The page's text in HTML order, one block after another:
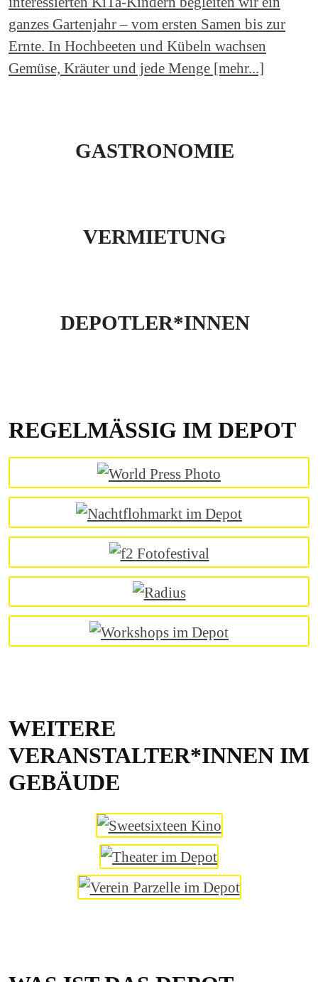
ganzes Gartenjahr – vom ersten Samen bis zur
Ernte. In Hochbeeten und Kübeln wachsen
Gemüse, Kräuter und jede Menge [mehr...]
GASTRONOMIE
VERMIETUNG
DEPOTLER*INNEN
REGELMÄSSIG IM DEPOT
WEITERE
VERANSTALTER*INNEN IM
GEBÄUDE